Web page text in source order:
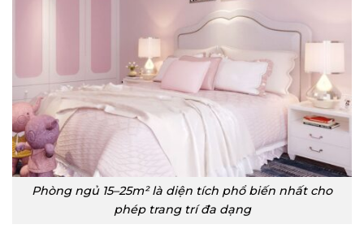
Phòng ngủ 15–25m² là diện tích phổ biến nhất cho
phép trang trí đa dạng